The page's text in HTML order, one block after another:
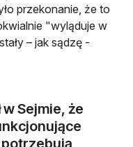
przekonanie, że to
"wyląduje w
– jak sądzę -
Sejmie, że